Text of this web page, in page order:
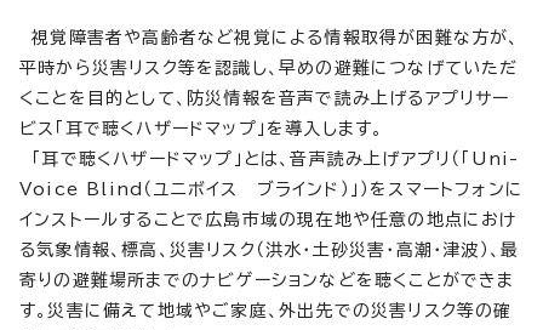
視覚障害者や高齢者など視覚による情報取得が困難な方が、
平時から災害リスク等を認識し、早めの避難につなげていただ
くことを目的として、防災情報を音声で読み上げるアプリサー
ビス「耳で聴くハザードマップ」を導入します。
「耳で聴くハザードマップ」とは、音声読み上げアプリ（「Uni-
Voice Blind（ユニボイス ブラインド）」）をスマートフォンに
インストールすることで広島市域の現在地や任意の地点におけ
る気象情報、標高、災害リスク（洪水・土砂災害・高潮・津波）、最
寄りの避難場所までのナビゲーションなどを聴くことができま
す。災害に備えて地域やご家庭、外出先での災害リスク等の確